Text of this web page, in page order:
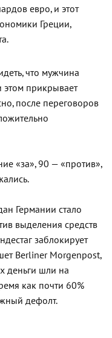
евро, и этот
Греции,
что мужчина
этом прикрывает
после переговоров
«за», 90 — «против»,
Германии стало
выделения средств
заблокирует
Berliner Morgenpost,
деньги шли на
как почти 60%
дефолт.